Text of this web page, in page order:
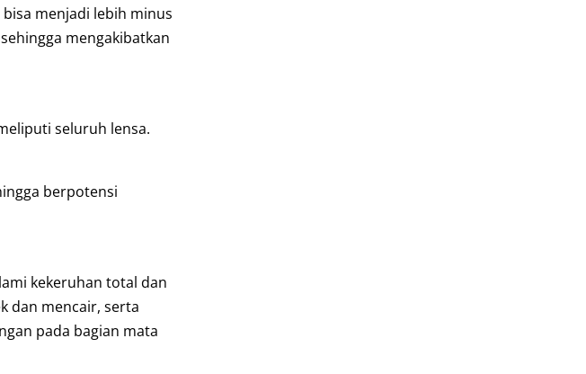
menjadi lebih minus
mengakibatkan
seluruh lensa.
berpotensi
kekeruhan total dan
dan mencair, serta
pada bagian mata